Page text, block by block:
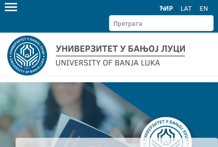
ЋИР LAT EN